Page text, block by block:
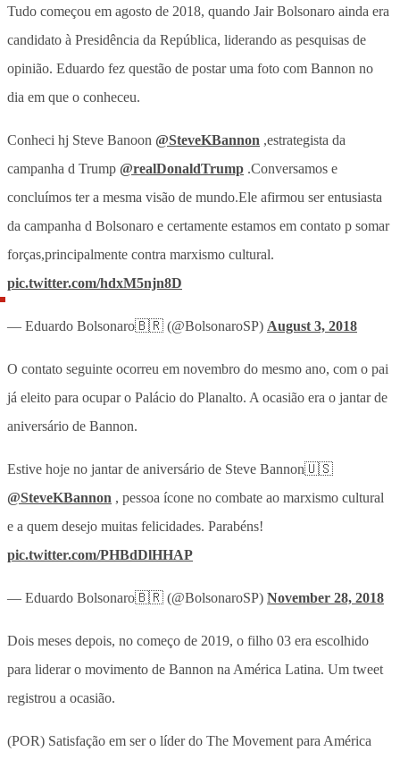
Tudo começou em agosto de 2018, quando Jair Bolsonaro ainda era
candidato à Presidência da República, liderando as pesquisas de
opinião. Eduardo fez questão de postar uma foto com Bannon no
dia em que o conheceu.
Conheci hj Steve Banoon @SteveKBannon ,estrategista da
campanha d Trump @realDonaldTrump .Conversamos e
concluímos ter a mesma visão de mundo.Ele afirmou ser entusiasta
da campanha d Bolsonaro e certamente estamos em contato p somar
forças,principalmente contra marxismo cultural.
pic.twitter.com/hdxM5njn8D
— Eduardo Bolsonaro🇧🇷 (@BolsonaroSP) August 3, 2018
O contato seguinte ocorreu em novembro do mesmo ano, com o pai
já eleito para ocupar o Palácio do Planalto. A ocasião era o jantar de
aniversário de Bannon.
Estive hoje no jantar de aniversário de Steve Bannon🇺🇸
@SteveKBannon , pessoa ícone no combate ao marxismo cultural
e a quem desejo muitas felicidades. Parabéns!
pic.twitter.com/PHBdDlHHAP
— Eduardo Bolsonaro🇧🇷 (@BolsonaroSP) November 28, 2018
Dois meses depois, no começo de 2019, o filho 03 era escolhido
para liderar o movimento de Bannon na América Latina. Um tweet
registrou a ocasião.
(POR) Satisfação em ser o líder do The Movement para América